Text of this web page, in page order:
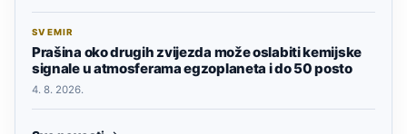
SVEMIR
Prašina oko drugih zvijezda može oslabiti kemijske
signale u atmosferama egzoplaneta i do 50 posto
4. 8. 2026.